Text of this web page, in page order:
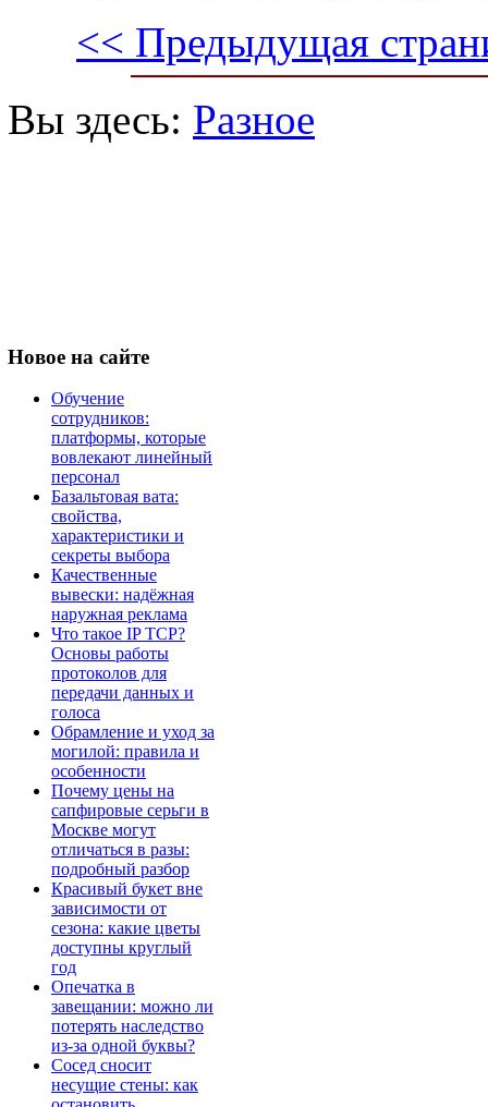
<< Предыдущая
Вы здесь: Разное
Новое на сайте
Обучение
сотрудников:
платформы, которые
вовлекают линейный
персонал
Базальтовая вата:
свойства,
характеристики и
секреты выбора
Качественные
вывески: надёжная
наружная реклама
Что такое IP TCP?
Основы работы
протоколов для
передачи данных и
голоса
Обрамление и уход за
могилой: правила и
особенности
Почему цены на
сапфировые серьги в
Москве могут
отличаться в разы:
подробный разбор
Красивый букет вне
зависимости от
сезона: какие цветы
доступны круглый
год
Опечатка в
завещании: можно ли
потерять наследство
из-за одной буквы?
Сосед сносит
несущие стены: как